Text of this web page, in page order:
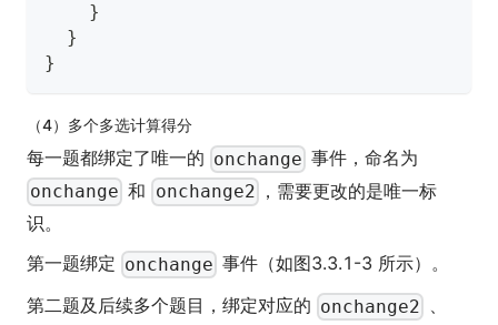
}
}
}
（4）多个多选计算得分
每一题都绑定了唯一的 onchange 事件，命名为
onchange 和 onchange2 ，需要更改的是唯一标
识。
第一题绑定 onchange 事件（如图3.3.1-3 所示）。
第二题及后续多个题目，绑定对应的 onchange2 、